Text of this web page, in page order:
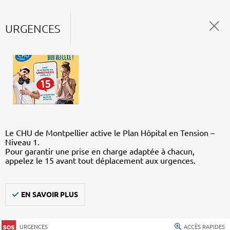
URGENCES
Le CHU de Montpellier active le Plan Hôpital en Tension –
Niveau 1.
Pour garantir une prise en charge adaptée à chacun,
appelez le 15 avant tout déplacement aux urgences.
EN SAVOIR PLUS
URGENCES ACCÈS RAPIDES